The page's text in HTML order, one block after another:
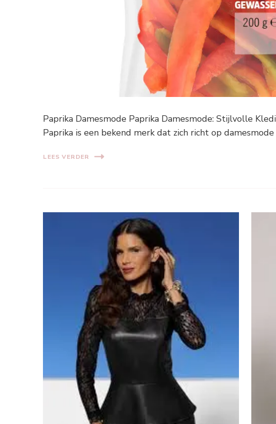
Paprika Damesmode Paprika Damesmode: Stijlvolle
Paprika is een bekend merk dat zich richt op
LEES VERDER